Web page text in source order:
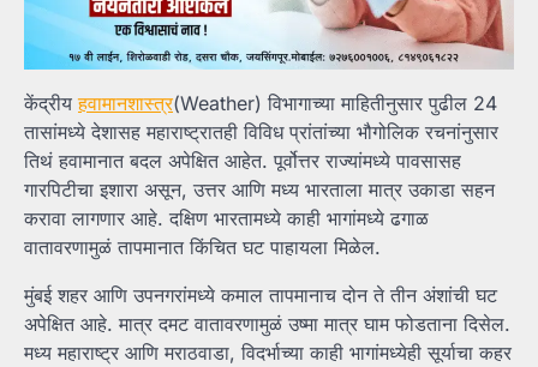
केंद्रीयहवामानशास्त्र(Weather) विभागाच्या माहितीनुसार पुढील 24
तासांमध्ये देशासह महाराष्ट्रातही विविध प्रांतांच्या भौगोलिक रचनांनुसार
तिथं हवामानात बदल अपेक्षित आहेत. पूर्वोत्तर राज्यांमध्ये पावसासह
गारपिटीचा इशारा असून, उत्तर आणि मध्य भारताला मात्र उकाडा सहन
करावा लागणार आहे. दक्षिण भारतामध्ये काही भागांमध्ये ढगाळ
वातावरणामुळं तापमानात किंचित घट पाहायला मिळेल.
मुंबई शहर आणि उपनगरांमध्ये कमाल तापमानाच दोन ते तीन अंशांची घट
अपेक्षित आहे. मात्र दमट वातावरणामुळं उष्मा मात्र घाम फोडताना दिसेल.
मध्य महाराष्ट्र आणि मराठवाडा, विदर्भाच्या काही भागांमध्येही सूर्याचा कहर